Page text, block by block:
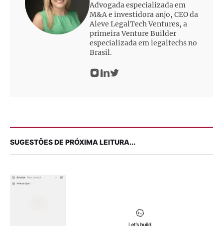
Advogada especializada em
M&A e investidora anjo, CEO da
Aleve LegalTech Ventures, a
primeira Venture Builder
especializada em legaltechs no
Brasil.
SUGESTÕES DE PRÓXIMA LEITURA...